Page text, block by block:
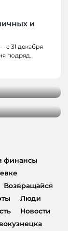
и
с 31 декабря
подряд..
открыли
И МИРА
финансы
Возвращайся
Люди
Новости